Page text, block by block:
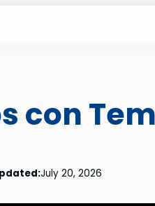
con
July 20, 2026